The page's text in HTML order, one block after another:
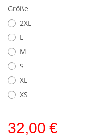
Größe
2XL
L
M
S
XL
XS
32,00 €